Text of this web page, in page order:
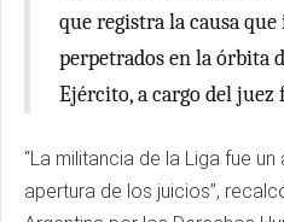
que registra la causa
perpetrados en la órbita
Ejército, a cargo del juez
“La militancia de la Liga fue
apertura de los juicios”,